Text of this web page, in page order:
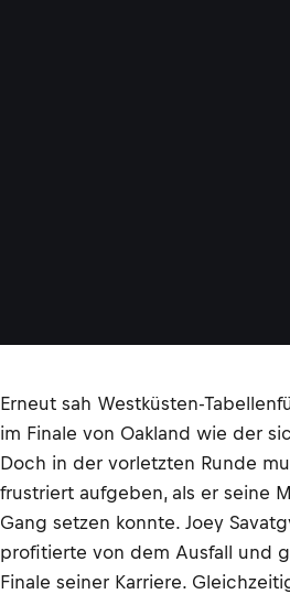
Erneut sah Westküsten-
im Finale von Oakland wie der
Doch in der vorletzten Runde
frustriert aufgeben, als er seine
Gang setzen konnte. Joey
profitierte von dem Ausfall und
Finale seiner Karriere.